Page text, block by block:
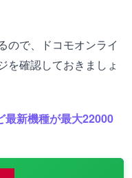
ので、ドコモオンライ
を確認しておきましょ
新機種が最大22000